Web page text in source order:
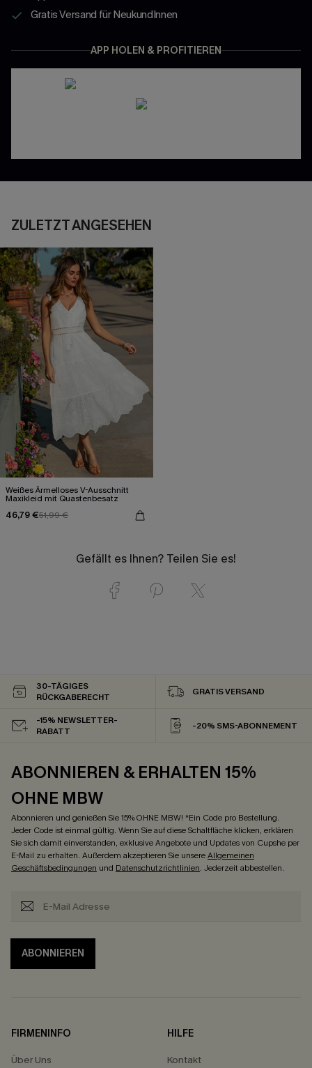
Gratis Versand für NeukundInnen
APP HOLEN & PROFITIEREN
ZULETZT ANGESEHEN
Weißes Ärmelloses V-Ausschnitt
Maxikleid mit Quastenbesatz
46,79 €51,99 €
Gefällt es Ihnen? Teilen Sie es!
30-TÄGIGES
RÜCKGABERECHT
GRATIS VERSAND
-15% NEWSLETTER-
RABATT
-20% SMS-ABONNEMENT
ABONNIEREN & ERHALTEN 15%
OHNE MBW
Abonnieren und genießen Sie 15% OHNE MBW! *Ein Code pro Bestellung.
Jeder Code ist einmal gültig. Wenn Sie auf diese Schaltfläche klicken, erklären
Sie sich damit einverstanden, exklusive Angebote und Updates von Cupshe per
E-Mail zu erhalten. Außerdem akzeptieren Sie unsereAllgemeinen
Geschäftsbedingungen und Datenschutzrichtlinien. Jederzeit abbestellen.
ABONNIEREN
FIRMENINFO
Über Uns
HILFE
Kontakt